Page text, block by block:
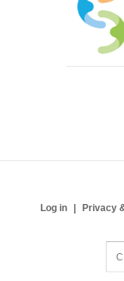
Log in Privacy